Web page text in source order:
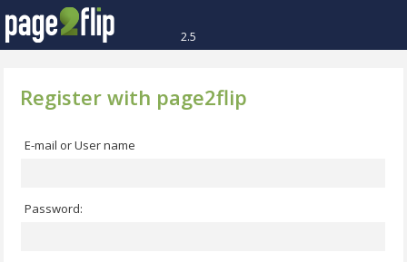
2.5
Register with page2flip
E-mail or User name
Password: